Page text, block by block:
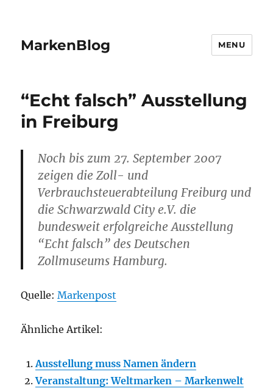
MarkenBlog MENU
“Echt falsch” Ausstellung
in Freiburg
Noch bis zum 27. September 2007
zeigen die Zoll- und
Verbrauchsteuerabteilung Freiburg und
die Schwarzwald City e.V. die
bundesweit erfolgreiche Ausstellung
“Echt falsch” des Deutschen
Zollmuseums Hamburg.
Quelle:Markenpost
Ähnliche Artikel:
Ausstellung muss Namen ändern
Veranstaltung: Weltmarken – Markenwelt